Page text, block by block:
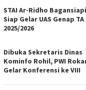
STAI Ar-Ridho
Siap Gelar UAS Genap TA
2025/2026
Dibuka Sekretaris Dinas
Kominfo Rohil, PWI
Gelar Konferensi ke VIII